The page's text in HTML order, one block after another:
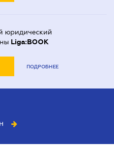
юридический
Liga:BOOK
ПОДРОБНЕЕ